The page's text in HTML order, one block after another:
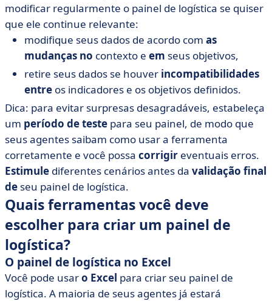
modificar regularmente o painel de logística se quiser
que ele continue relevante:
modifique seus dados de acordo com as
mudanças no contexto e em seus objetivos,
retire seus dados se houver incompatibilidades
entre os indicadores e os objetivos definidos.
Dica: para evitar surpresas desagradáveis, estabeleça
um período de teste para seu painel, de modo que
seus agentes saibam como usar a ferramenta
corretamente e você possa corrigir eventuais erros.
Estimule diferentes cenários antes da validação final
de seu painel de logística.
Quais ferramentas você deve
escolher para criar um painel de
logística?
O painel de logística no Excel
Você pode usaro Excel para criar seu painel de
logística. A maioria de seus agentes já estará